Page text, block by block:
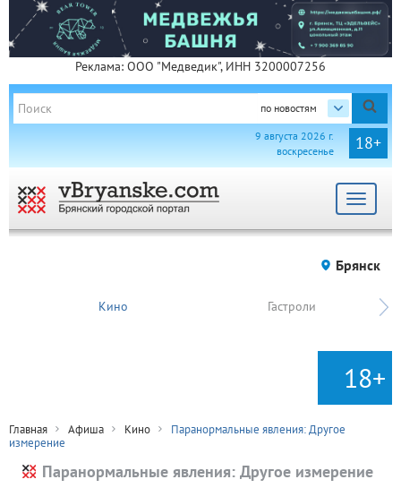
Реклама: ООО "Медведик", ИНН 3200007256
по новостям
18+
9 августа 2026 г.
воскресенье
Toggle
Брянск
Кино Гастроли
18+
Главная Афиша Кино
Паранормальные явления: Другое
измерение
Паранормальные явления: Другое измерение